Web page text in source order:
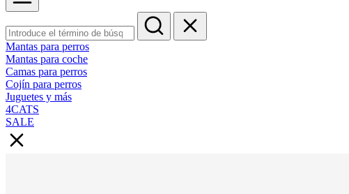
Mantas para perros
Mantas para coche
Camas para perros
Cojín para perros
Juguetes y más
4CATS
SALE